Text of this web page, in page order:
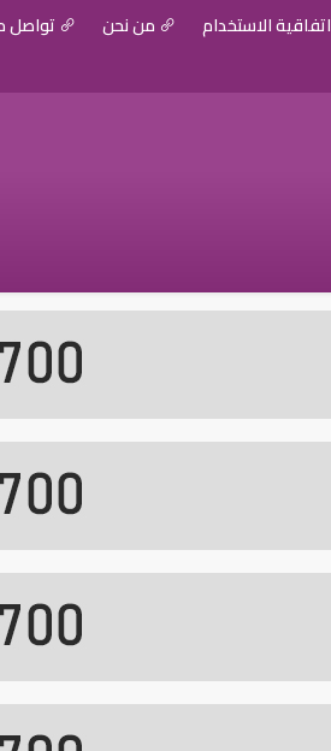
اتفاقية الاستخدام من نحن تواصل